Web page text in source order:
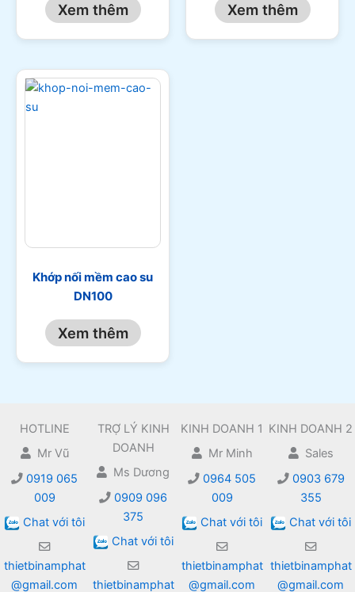
Xem thêm Xem thêm
Khớp nối mềm cao su
DN100
Xem thêm
HOTLINE
Mr Vũ
0919 065
009
Chat với tôi
thietbinamphat
@gmail.com
TRỢ LÝ KINH
DOANH
Ms Dương
0909 096
375
Chat với tôi
thietbinamphat
KINH DOANH 1
Mr Minh
0964 505
009
Chat với tôi
thietbinamphat
@gmail.com
KINH DOANH 2
Sales
0903 679
355
Chat với tôi
thietbinamphat
@gmail.com